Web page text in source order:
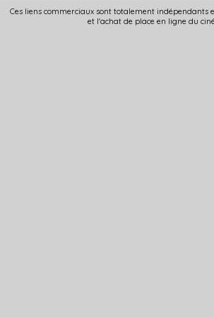
Ces liens commerciaux sont totalement indépendants
et l'achat de place en ligne du